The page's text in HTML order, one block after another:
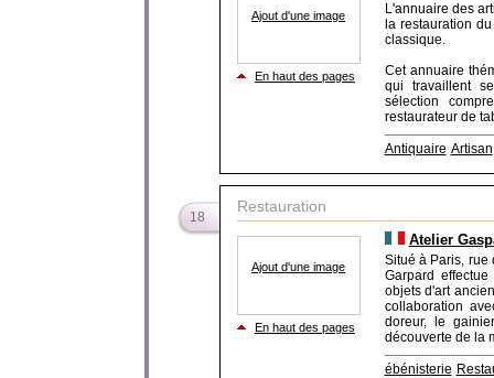
Ajout d'une image
En haut des pages
L'annuaire des
la restauration
classique.
Cet annuaire
qui travaillent
sélection
restaurateur de
Antiquaire Artisan
18
Restauration
Ajout d'une image
En haut des pages
Atelier
Situé à Paris, rue
Garpard
objets d'art
collaboration
doreur, le
découverte de la
ébénisterie